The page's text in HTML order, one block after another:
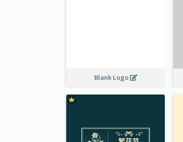
Blank Logo